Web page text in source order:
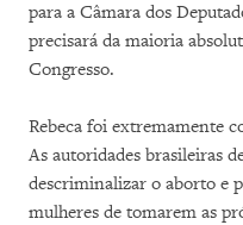
para a Câmara dos
precisará da maioria
Congresso.
Rebeca foi extremamente
As autoridades brasileiras
descriminalizar o aborto e
mulheres de tomarem as